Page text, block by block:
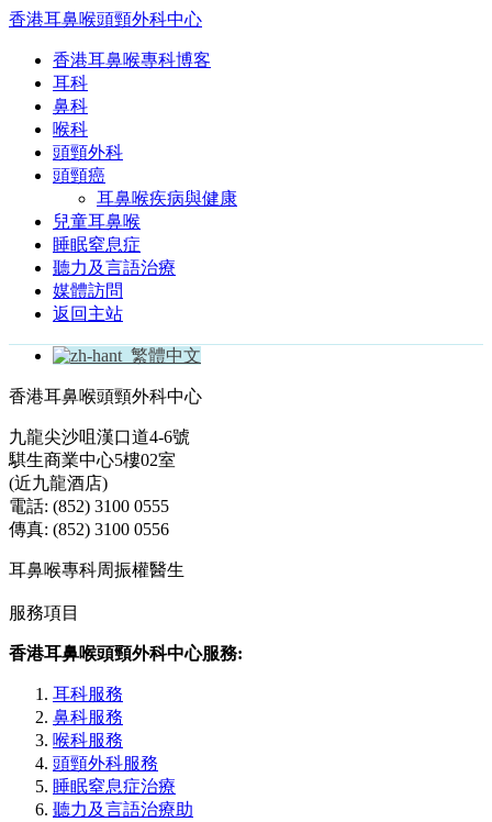
香港耳鼻喉頭頸外科中心
香港耳鼻喉專科博客
耳科
鼻科
喉科
頭頸外科
頭頸癌
耳鼻喉疾病與健康
兒童耳鼻喉
睡眠窒息症
聽力及言語治療
媒體訪問
返回主站
繁體中文
香港耳鼻喉頭頸外科中心
九龍尖沙咀漢口道4-6號
騏生商業中心5樓02室
(近九龍酒店)
電話: (852) 3100 0555
傳真: (852) 3100 0556
耳鼻喉專科周振權醫生
服務項目
香港耳鼻喉頭頸外科中心服務:
耳科服務
鼻科服務
喉科服務
頭頸外科服務
睡眠窒息症治療
聽力及言語治療助